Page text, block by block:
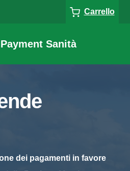
Carrello
Sanità
dei pagamenti in favore